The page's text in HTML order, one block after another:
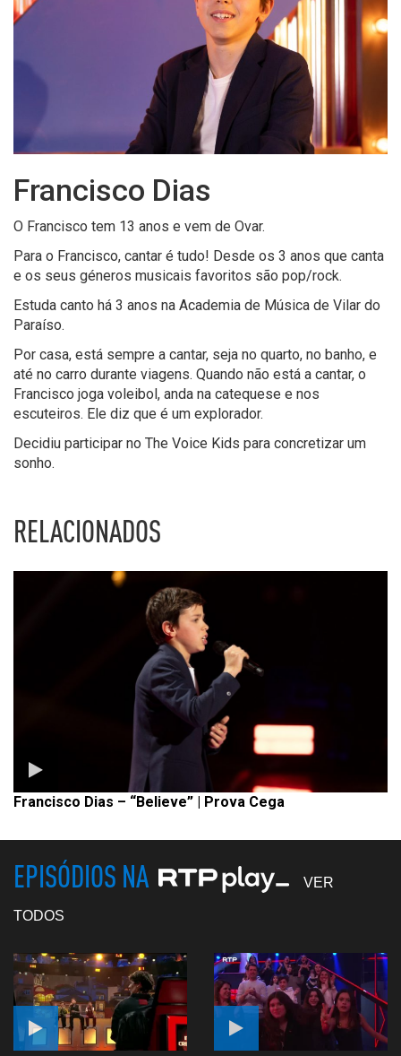
Francisco Dias
O Francisco tem 13 anos e vem de Ovar.
Para o Francisco, cantar é tudo! Desde os 3 anos que canta
e os seus géneros musicais favoritos são pop/rock.
Estuda canto há 3 anos na Academia de Música de Vilar do
Paraíso.
Por casa, está sempre a cantar, seja no quarto, no banho, e
até no carro durante viagens. Quando não está a cantar, o
Francisco joga voleibol, anda na catequese e nos
escuteiros. Ele diz que é um explorador.
Decidiu participar no The Voice Kids para concretizar um
sonho.
RELACIONADOS
Francisco Dias – “Believe” | Prova Cega
EPISÓDIOS NA VER
TODOS